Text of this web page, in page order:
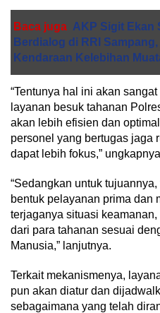
Baca juga AKP Sigit Ekan
Berdialog di RRI
Kendaraan Kelebihan
“Tentunya hal ini akan
layanan besuk tahanan
akan lebih efisien dan
personel yang bertugas jaga
dapat lebih fokus,”
“Sedangkan untuk
bentuk pelayanan prima dan
terjaganya situasi
dari para tahanan sesuai
Manusia,” lanjutnya.
Terkait mekanismenya,
pun akan diatur dan
sebagaimana yang telah